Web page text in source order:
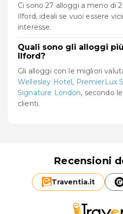
Ci sono 27 alloggi a meno di
Ilford, ideali se vuoi essere
interesse.
Quali sono gli alloggi
Ilford?
Gli alloggi con le migliori
Wellesley Hotel, PremierLux
Signature London, secondo
clienti.
Recensioni
Traventia.it